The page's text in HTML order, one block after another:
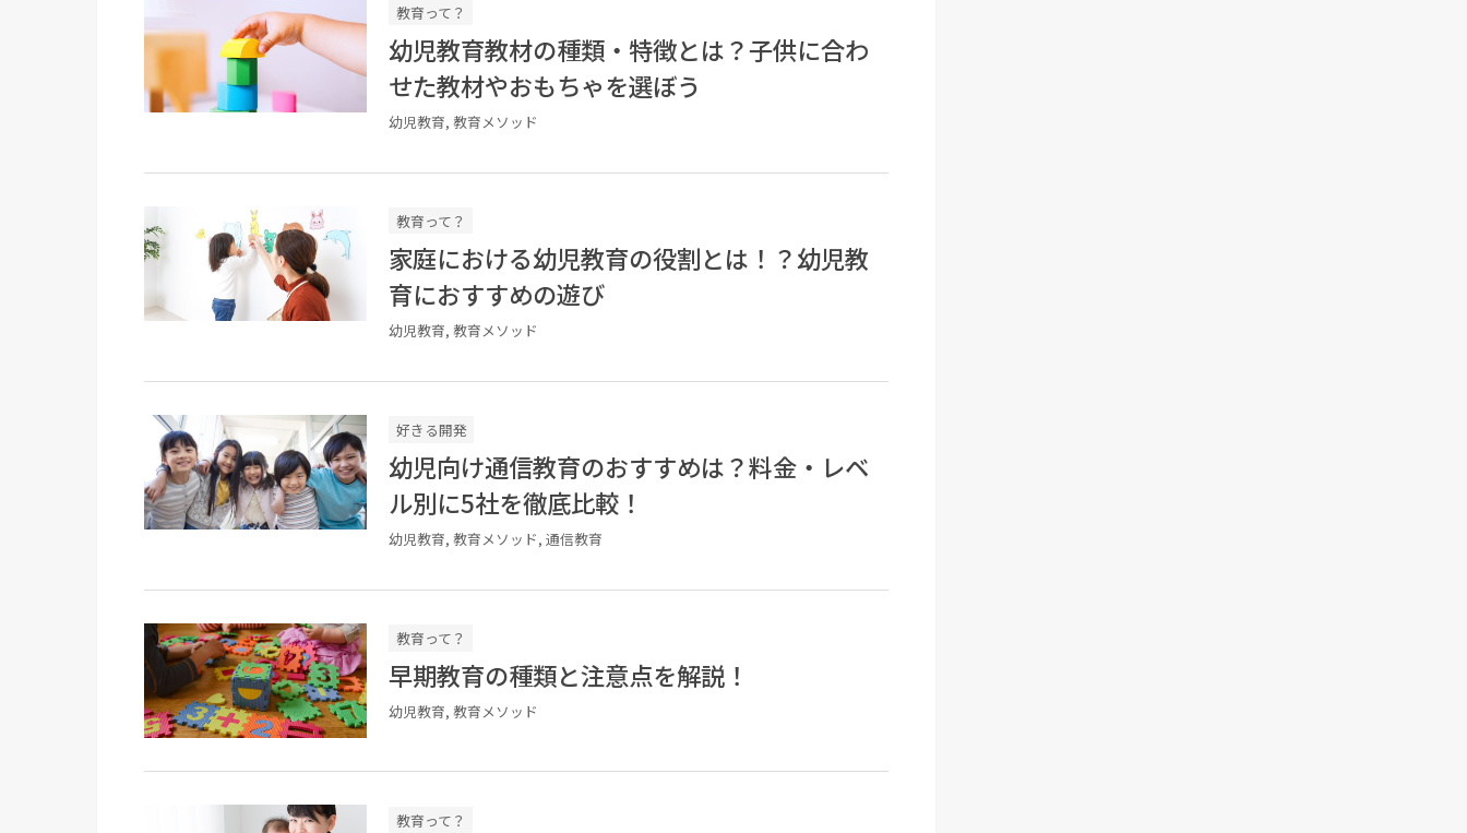
教育って？
幼児教育教材の種類・特徴とは？子供に合わ
せた教材やおもちゃを選ぼう
幼児教育, 教育メソッド
教育って？
家庭における幼児教育の役割とは！？幼児教
育におすすめの遊び
幼児教育, 教育メソッド
好きる開発
幼児向け通信教育のおすすめは？料金・レベ
ル別に5社を徹底比較！
幼児教育, 教育メソッド, 通信教育
教育って？
早期教育の種類と注意点を解説！
幼児教育, 教育メソッド
教育って？